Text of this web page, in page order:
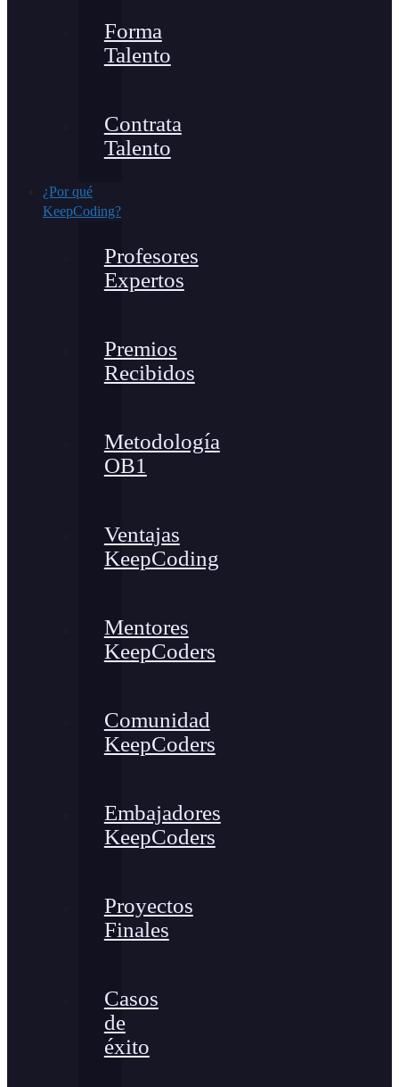
Forma
Talento
Contrata
Talento
¿Por qué
KeepCoding?
Profesores
Expertos
Premios
Recibidos
Metodología
OB1
Ventajas
KeepCoding
Mentores
KeepCoders
Comunidad
KeepCoders
Embajadores
KeepCoders
Proyectos
Finales
Casos
de
éxito